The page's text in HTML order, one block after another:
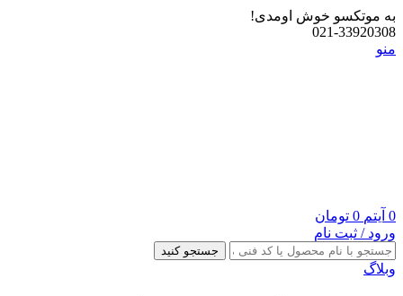
به موتکسو خوش اومدی!
021-33920308
منو
0 آیتم 0 تومان
ورود / ثبت نام
جستجو کنید
وبلاگ